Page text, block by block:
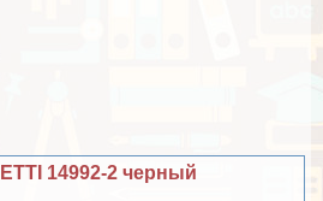
14992-2 черный